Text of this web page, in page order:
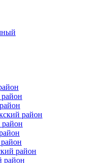
район
район
район